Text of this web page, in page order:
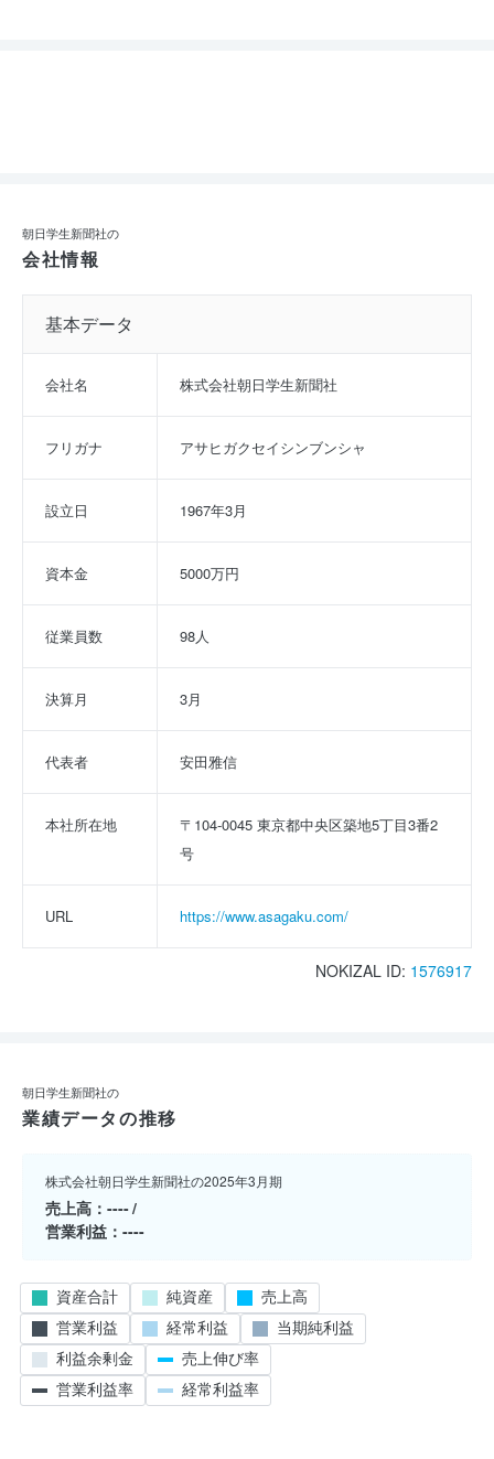
朝日学生新聞社の
会社情報
基本データ
会社名 株式会社朝日学生新聞社
フリガナ アサヒガクセイシンブンシャ
設立日 1967年3月
資本金 5000万円
従業員数 98人
決算月 3月
代表者 安田雅信
本社所在地
〒104-0045 東京都中央区築地5丁目3番2
号
URL https://www.asagaku.com/
NOKIZAL ID: 1576917
朝日学生新聞社の
業績データの推移
株式会社朝日学生新聞社の2025年3月期
売上高
----
営業利益
----
資産合計 純資産
売上高
営業利益
経常利益
当期純利益
利益余剰金
売上伸び率
営業利益率
経常利益率